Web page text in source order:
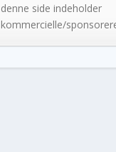
denne side indeholder
kommercielle/